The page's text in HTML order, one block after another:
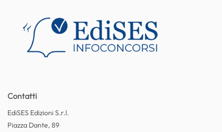
Contatti
EdiSES Edizioni S.r.l.
Piazza Dante, 89